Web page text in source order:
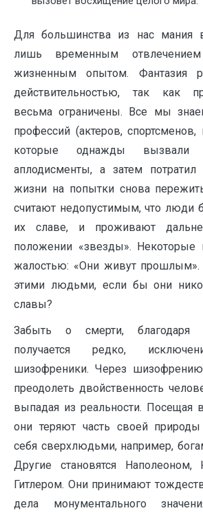
Для большинства из нас мания
лишь временным
жизненным опытом. Фантазия
действительностью, так как
весьма ограничены. Все мы
профессий (актеров, спортсменов,
которые однажды вызвали
аплодисменты, а затем потратил
жизни на попытки снова
считают недопустимым, что люди
их славе, и проживают
положении «звезды». Некоторые
жалостью: «Они живут
этими людьми, если бы они
славы?
Забыть о смерти, благодаря
получается редко,
шизофреники. Через
преодолеть двойственность
выпадая из реальности.
они теряют часть своей
себя сверхлюдьми, например,
Другие становятся
Гитлером. Они принимают
дела монументального